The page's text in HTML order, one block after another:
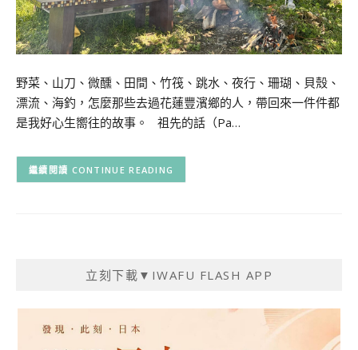
野菜、山刀、微醺、田間、竹筏、跳水、夜行、珊瑚、貝殼、
漂流、海釣，怎麼那些去過花蓮豐濱鄉的人，帶回來一件件都
是我好心生嚮往的故事。 祖先的話（Pa…
CONTINUE READING
立刻下載▼IWAFU FLASH APP